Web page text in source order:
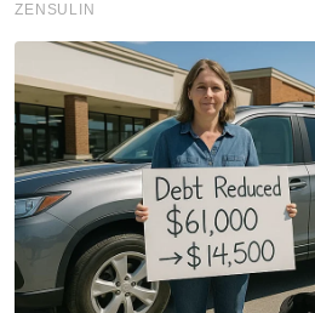
Artikel
Semasa
Jenazah tiga
maut